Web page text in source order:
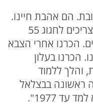
הם אהבת חיינו.
בנובמבר הקרוב אריק ואני היינו צריכים לחגוג 55
הכרנו אחרי הצבא
הכרנו בעלון
והלך ללמוד
עשה שנה ראשונה בבצלאל
1977".